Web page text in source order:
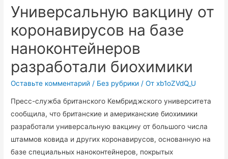
Универсальную вакцину от
коронавирусов на базе
наноконтейнеров
разработали биохимики
Оставьте комментарий / Без рубрики / От xb1oZVdQ_U
Пресс-служба британского Кембриджского университета
сообщила, что британские и американские биохимики
разработали универсальную вакцину от большого числа
штаммов ковида и других коронавирусов, основанную на
базе специальных наноконтейнеров, покрытых